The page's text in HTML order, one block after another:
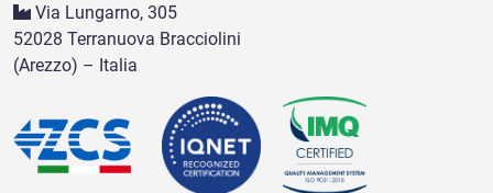
Via Lungarno, 305
52028 Terranuova Bracciolini
(Arezzo) – Italia